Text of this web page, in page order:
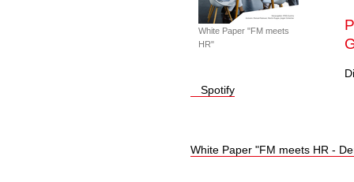
White Paper "FM meets
HR"
Spotify
White Paper "FM meets HR -